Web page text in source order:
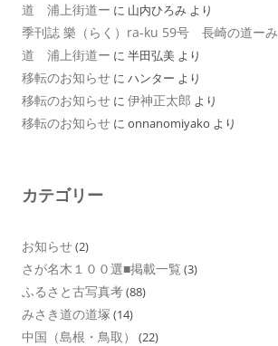
道 浦上街道ー に 山内ひろみ より
季刊誌 樂（らく）ra-ku 59号 長崎の道ー
道 浦上街道ー に 半田弘美 より
移転のお知らせ に ハンター より
移転のお知らせ に 伊神正太郎 より
移転のお知らせ に onnanomiyako より
カテゴリー
お知らせ(2)
さが名木１００選■掲載一覧 (3)
ふるさと古写真考(88)
みさき道の道塚 (14)
中国（島根・鳥取） (22)